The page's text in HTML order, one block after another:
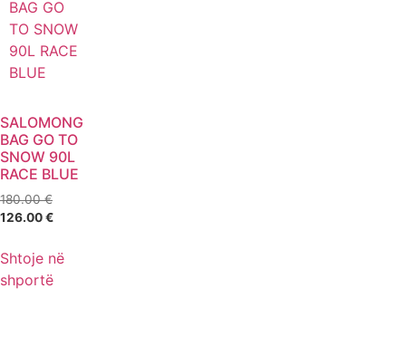
SALOMONG
BAG GO TO
SNOW 90L
RACE BLUE
180.00€
126.00€
Shtoje në
shportë